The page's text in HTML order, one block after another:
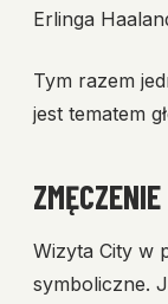
Erlinga
Tym razem
jest tematem
Wizyta City w
symboliczne.